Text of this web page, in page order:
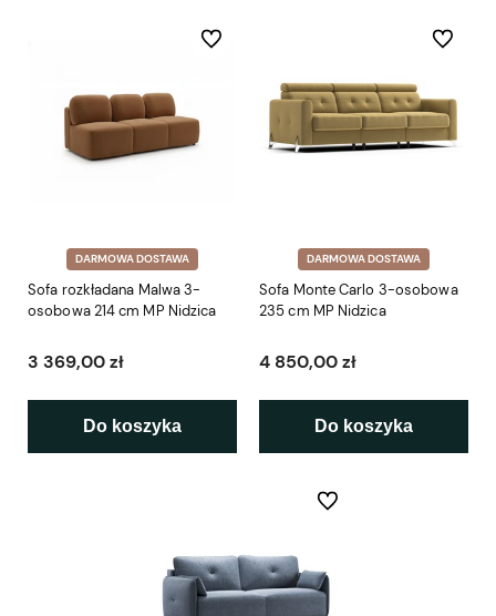
DARMOWA DOSTAWA
Sofa rozkładana Malwa 3-
osobowa 214 cm MP Nidzica
3 369,00 zł
Do koszyka
Do ulubionych
DARMOWA DOSTAWA
Sofa Monte Carlo 3-osobowa
235 cm MP Nidzica
4 850,00 zł
Do koszyka
Do
Do ulubionych